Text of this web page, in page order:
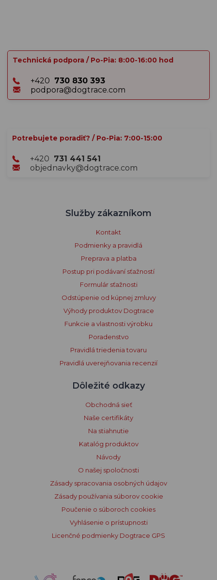
Technická podpora / Po-Pia: 8:00-16:00 hod
+420 730 830 393
podpora@dogtrace.com
Potrebujete poradiť? / Po-Pia: 7:00-15:00
+420 731 441 541
objednavky@dogtrace.com
Služby zákazníkom
Kontakt
Podmienky a pravidlá
Preprava a platba
Postup pri podávaní sťažností
Formulár sťažnosti
Odstúpenie od kúpnej zmluvy
Výhody produktov Dogtrace
Funkcie a vlastnosti výrobku
Poradenstvo
Pravidlá triedenia tovaru
Pravidlá uverejňovania recenzií
Dôležité odkazy
Obchodná sieť
Naše certifikáty
Na stiahnutie
Katalóg produktov
Návody
O našej spoločnosti
Zásady spracovania osobných údajov
Zásady používania súborov cookie
Poučenie o súboroch cookies
Vyhlásenie o prístupnosti
Licenčné podmienky Dogtrace GPS